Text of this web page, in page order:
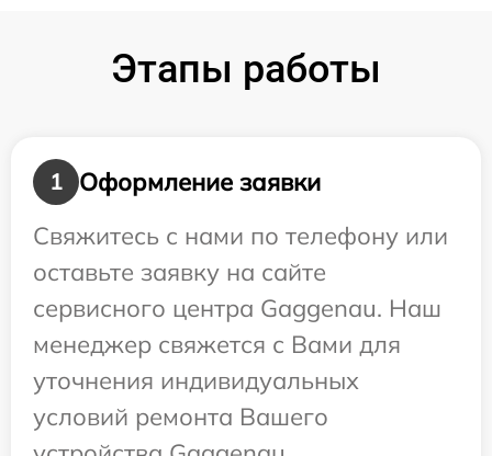
Этапы работы
1
Оформление заявки
Свяжитесь с нами по телефону или
оставьте заявку на сайте
сервисного центра Gaggenau. Наш
менеджер свяжется с Вами для
уточнения индивидуальных
условий ремонта Вашего